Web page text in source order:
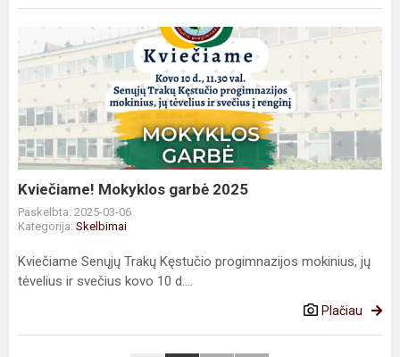
Mokyklos
garbė
2025
Kviečiame! Mokyklos garbė 2025
Paskelbta: 2025-03-06
Kategorija: Skelbimai
Kviečiame Senųjų Trakų Kęstučio progimnazijos mokinius, jų
tėvelius ir svečius kovo 10 d....
Plačiau